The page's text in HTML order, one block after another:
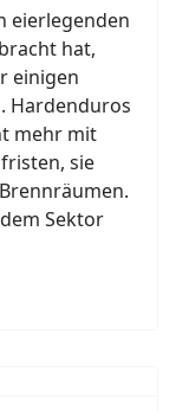
eierlegenden
hat,
einigen
Hardenduros
mehr mit
sie
Sektor